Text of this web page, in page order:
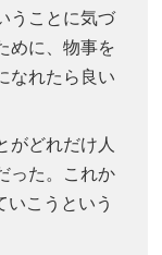
うことに気づ
めに、物事を
なれたら良い
がどれだけ人
った。これか
いこうという